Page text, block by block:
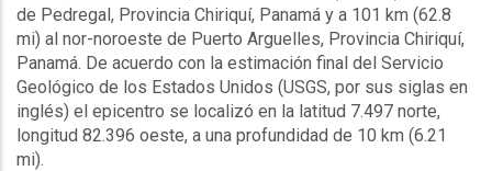
-
Sismo
-
Panamá
-
19
de Pedregal, Provincia Chiriquí, Panamá y a 101 km (62.8
mi) al nor-noroeste de Puerto Arguelles, Provincia Chiriquí,
Panamá. De acuerdo con la estimación final del Servicio
Geológico de los Estados Unidos (USGS, por sus siglas en
inglés) el epicentro se localizó en la latitud 7.497 norte,
longitud 82.396 oeste, a una profundidad de 10 km (6.21
mi).